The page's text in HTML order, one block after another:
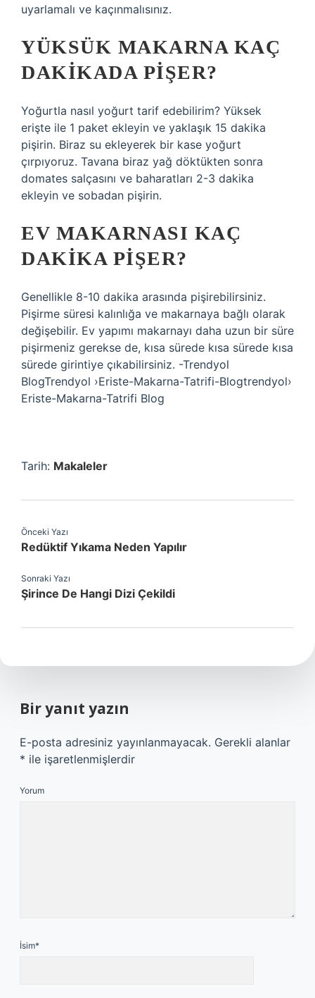
uyarlamalı ve kaçınmalısınız.
YÜKSÜK MAKARNA KAÇ
DAKIKADA PIŞER?
Yoğurtla nasıl yoğurt tarif edebilirim? Yüksek
erişte ile 1 paket ekleyin ve yaklaşık 15 dakika
pişirin. Biraz su ekleyerek bir kase yoğurt
çırpıyoruz. Tavana biraz yağ döktükten sonra
domates salçasını ve baharatları 2-3 dakika
ekleyin ve sobadan pişirin.
EV MAKARNASI KAÇ
DAKIKA PIŞER?
Genellikle 8-10 dakika arasında pişirebilirsiniz.
Pişirme süresi kalınlığa ve makarnaya bağlı olarak
değişebilir. Ev yapımı makarnayı daha uzun bir süre
pişirmeniz gerekse de, kısa sürede kısa sürede kısa
sürede girintiye çıkabilirsiniz. -Trendyol
BlogTrendyol ›Eriste-Makarna-Tatrifi-Blogtrendyol›
Eriste-Makarna-Tatrifi Blog
Tarih: Makaleler
Önceki Yazı
Redüktif Yıkama Neden Yapılır
Sonraki Yazı
Şirince De Hangi Dizi Çekildi
Bir yanıt yazın
E-posta adresiniz yayınlanmayacak. Gerekli alanlar
* ile işaretlenmişlerdir
Yorum
İsim*